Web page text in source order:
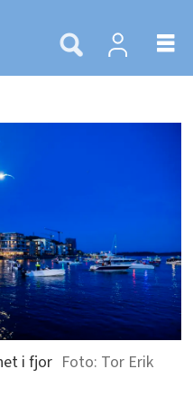
i fjor
Tor Erik